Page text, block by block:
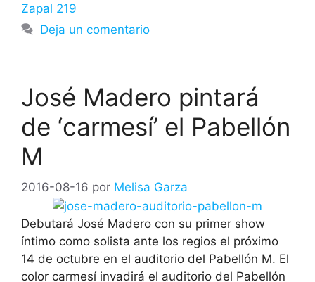
Zapal 219
Deja un comentario
José Madero pintará
de ‘carmesí’ el Pabellón
M
2016-08-16 por Melisa Garza
Debutará José Madero con su primer show
íntimo como solista ante los regios el próximo
14 de octubre en el auditorio del Pabellón M. El
color carmesí invadirá el auditorio del Pabellón